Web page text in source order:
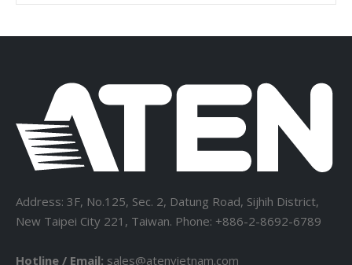
Address: 3F, No.125, Sec. 2, Datung Road, Sijhih District,
New Taipei City 221, Taiwan. Phone: +886-2-8692-6789
Hotline / Email: sales@atenvietnam.com